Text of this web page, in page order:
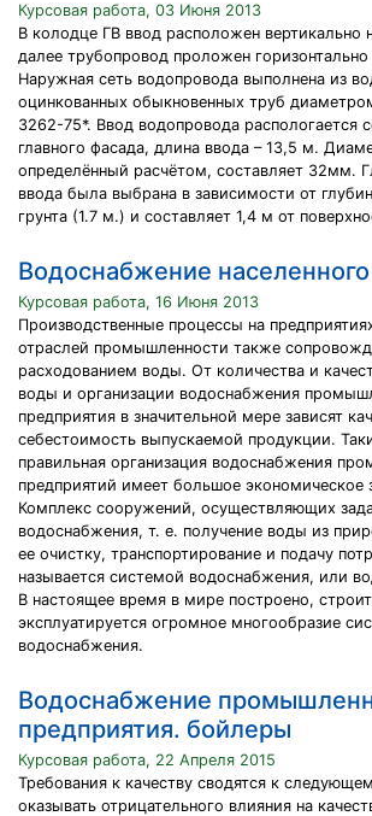
Курсовая работа, 03 Июня 2013
В колодце ГВ ввод расположен вертикально
далее трубопровод проложен
Наружная сеть водопровода выполнена из
оцинкованных обыкновенных труб
3262-75*. Ввод водопровода распологается
главного фасада, длина ввода – 13,5 м.
определённый расчётом, составляет 32мм.
ввода была выбрана в зависимости от
грунта (1.7 м.) и составляет 1,4 м от
Водоснабжение населенного
Курсовая работа, 16 Июня 2013
Производственные процессы на
отраслей промышленности также
расходованием воды. От количества и
воды и организации водоснабжения
предприятия в значительной мере зависят
себестоимость выпускаемой продукции.
правильная организация водоснабжения
предприятий имеет большое экономическое
Комплекс сооружений, осуществляющих
водоснабжения, т. е. получение воды из
ее очистку, транспортирование и подачу
называется системой водоснабжения, или
В настоящее время в мире построено,
эксплуатируется огромное многообразие
водоснабжения.
Водоснабжение
предприятия. бойлеры
Курсовая работа, 22 Апреля 2015
Требования к качеству сводятся к
оказывать отрицательного влияния на